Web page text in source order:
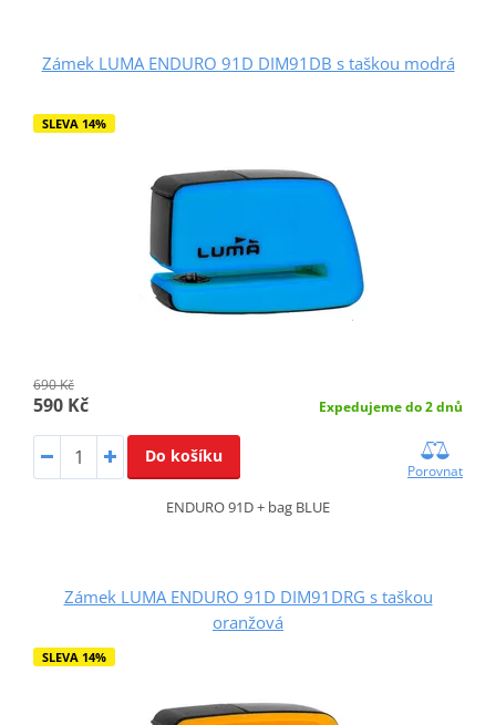
Zámek LUMA ENDURO 91D DIM91DB s taškou modrá
SLEVA 14%
690 Kč
590 Kč Expedujeme do 2 dnů
Do košíku
Porovnat
ENDURO 91D + bag BLUE
Zámek LUMA ENDURO 91D DIM91DRG s taškou
oranžová
SLEVA 14%